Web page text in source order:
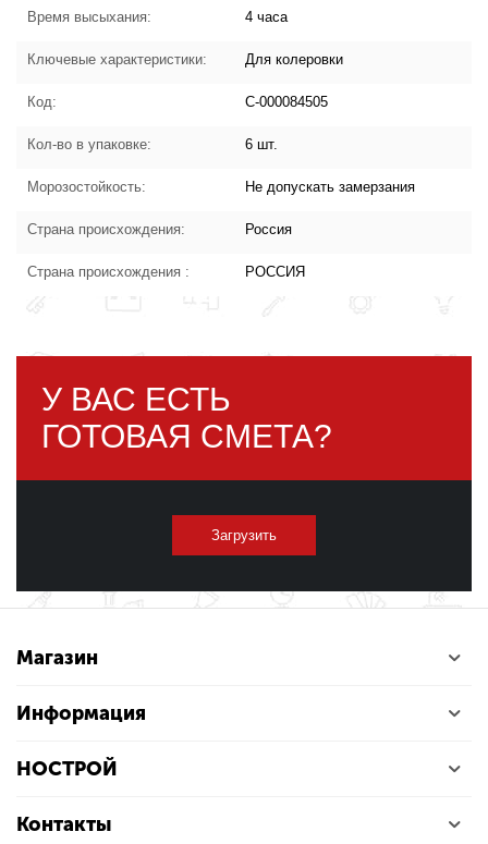
Время высыхания: 4 часа
Ключевые характеристики: Для колеровки
Код: С-000084505
Кол-во в упаковке: 6 шт.
Морозостойкость: Не допускать замерзания
Страна происхождения: Россия
Страна происхождения : РОССИЯ
У ВАС ЕСТЬ
ГОТОВАЯ СМЕТА?
Загрузить
Магазин
Информация
НОСТРОЙ
Контакты